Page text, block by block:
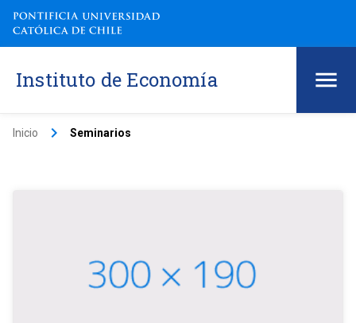
Instituto de Economía
Inicio keyboard_arrow_right Seminarios